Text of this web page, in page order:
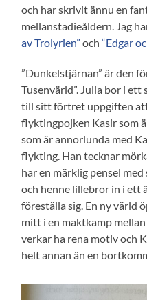
och har skrivit ännu en
mellanstadieåldern. Jag
av Trolyrien” och“Edgar
”Dunkelstjärnan” är den
Tusenvärld”. Julia bor i ett
till sitt förtret uppgiften
flyktingpojken Kasir som
som är annorlunda med
flykting. Han tecknar
har en märklig pensel
och henne lillebror in i ett
föreställa sig. En ny värld
mitt i en maktkamp
verkar ha rena motiv och
helt annan än en